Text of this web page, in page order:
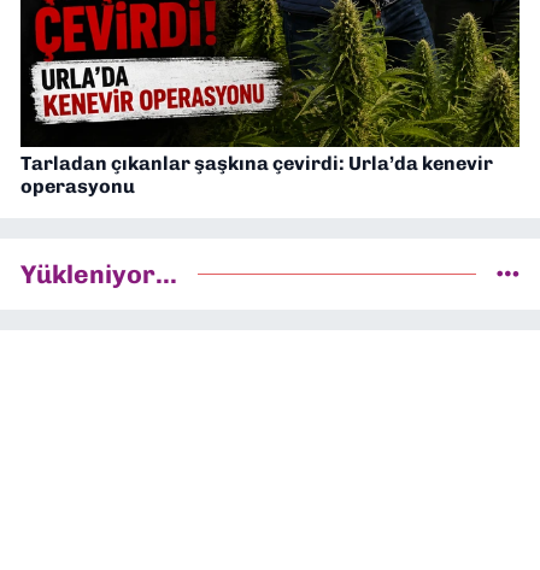
Tarladan çıkanlar şaşkına çevirdi: Urla’da kenevir
operasyonu
Yükleniyor...